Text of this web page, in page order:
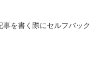
事を書く際にセルフバック